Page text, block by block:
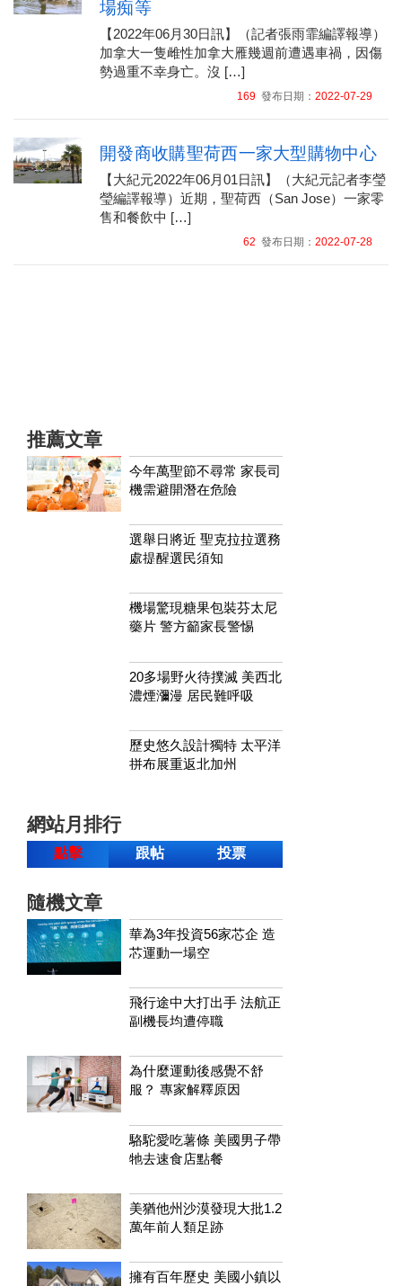
場痴等
【2022年06月30日訊】（記者張雨霏編譯報導）
加拿大一隻雌性加拿大雁幾週前遭遇車禍，因傷
勢過重不幸身亡。沒 […]
169發布日期： 2022-07-29
開發商收購聖荷西一家大型購物中心
【大紀元2022年06月01日訊】（大紀元記者李瑩
瑩編譯報導）近期，聖荷西（San Jose）一家零
售和餐飲中 […]
62 發布日期： 2022-07-28
推薦文章
今年萬聖節不尋常 家長司
機需避開潛在危險
選舉日將近 聖克拉拉選務
處提醒選民須知
機場驚現糖果包裝芬太尼
藥片 警方籲家長警惕
20多場野火待撲滅 美西北
濃煙瀰漫 居民難呼吸
歷史悠久設計獨特 太平洋
拼布展重返北加州
網站月排行
點擊 跟帖 投票
隨機文章
華為3年投資56家芯企 造
芯運動一場空
飛行途中大打出手 法航正
副機長均遭停職
為什麼運動後感覺不舒
服？ 專家解釋原因
駱駝愛吃薯條 美國男子帶
牠去速食店點餐
美猶他州沙漠發現大批1.2
萬年前人類足跡
擁有百年歷史 美國小鎮以